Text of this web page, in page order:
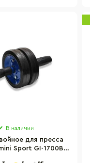
В наличии
для пресса
Sport GI-1700BL-